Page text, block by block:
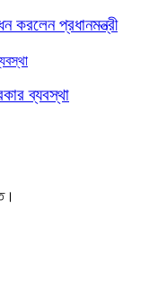
করলেন প্রধানমন্ত্রী
ব্যবস্থা